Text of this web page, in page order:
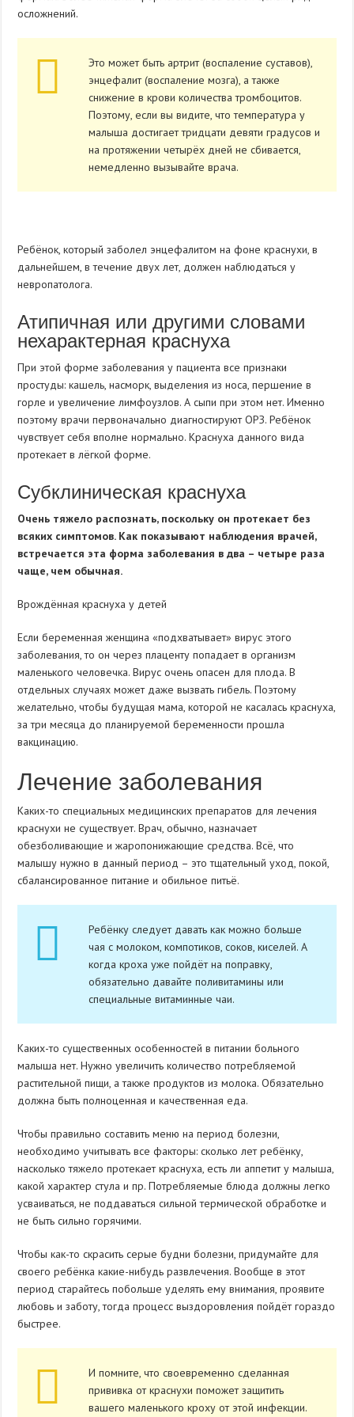
осложнений.
Это может быть артрит (воспаление суставов),
энцефалит (воспаление мозга), а также
снижение в крови количества тромбоцитов.
Поэтому, если вы видите, что температура у
малыша достигает тридцати девяти градусов и
на протяжении четырёх дней не сбивается,
немедленно вызывайте врача.
Ребёнок, который заболел энцефалитом на фоне краснухи, в
дальнейшем, в течение двух лет, должен наблюдаться у
невропатолога.
Атипичная или другими словами
нехарактерная краснуха
При этой форме заболевания у пациента все признаки
простуды: кашель, насморк, выделения из носа, першение в
горле и увеличение лимфоузлов. А сыпи при этом нет. Именно
поэтому врачи первоначально диагностируют ОРЗ. Ребёнок
чувствует себя вполне нормально. Краснуха данного вида
протекает в лёгкой форме.
Субклиническая краснуха
Очень тяжело распознать, поскольку он протекает без
всяких симптомов. Как показывают наблюдения врачей,
встречается эта форма заболевания в два – четыре раза
чаще, чем обычная.
Врождённая краснуха у детей
Если беременная женщина «подхватывает» вирус этого
заболевания, то он через плаценту попадает в организм
маленького человечка. Вирус очень опасен для плода. В
отдельных случаях может даже вызвать гибель. Поэтому
желательно, чтобы будущая мама, которой не касалась краснуха,
за три месяца до планируемой беременности прошла
вакцинацию.
Лечение заболевания
Каких-то специальных медицинских препаратов для лечения
краснухи не существует. Врач, обычно, назначает
обезболивающие и жаропонижающие средства. Всё, что
малышу нужно в данный период – это тщательный уход, покой,
сбалансированное питание и обильное питьё.
Ребёнку следует давать как можно больше
чая с молоком, компотиков, соков, киселей. А
когда кроха уже пойдёт на поправку,
обязательно давайте поливитамины или
специальные витаминные чаи.
Каких-то существенных особенностей в питании больного
малыша нет. Нужно увеличить количество потребляемой
растительной пищи, а также продуктов из молока. Обязательно
должна быть полноценная и качественная еда.
Чтобы правильно составить меню на период болезни,
необходимо учитывать все факторы: сколько лет ребёнку,
насколько тяжело протекает краснуха, есть ли аппетит у малыша,
какой характер стула и пр. Потребляемые блюда должны легко
усваиваться, не поддаваться сильной термической обработке и
не быть сильно горячими.
Чтобы как-то скрасить серые будни болезни, придумайте для
своего ребёнка какие-нибудь развлечения. Вообще в этот
период старайтесь побольше уделять ему внимания, проявите
любовь и заботу, тогда процесс выздоровления пойдёт гораздо
быстрее.
И помните, что своевременно сделанная
прививка от краснухи поможет защитить
вашего маленького кроху от этой инфекции.